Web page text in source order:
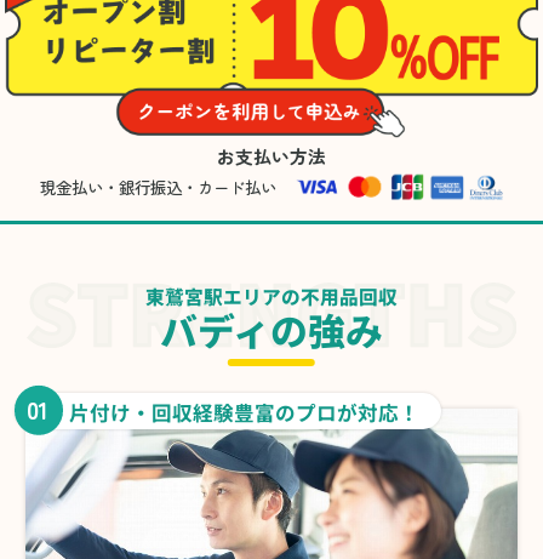
お支払い方法
現金払い・銀行振込・カード払い
東鷲宮駅エリアの不用品回収
バディの強み
01 片付け・回収経験豊富のプロが対応！